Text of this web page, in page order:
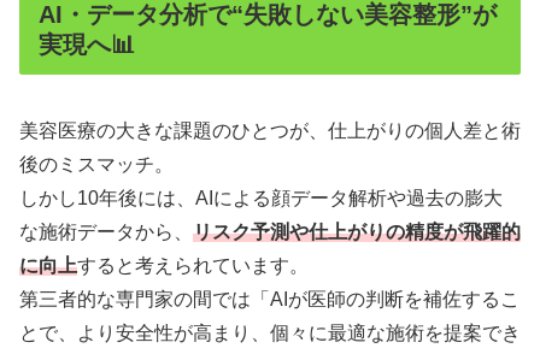
AI・データ分析で“失敗しない美容整形”が
実現へ📊
美容医療の大きな課題のひとつが、仕上がりの個人差と術
後のミスマッチ。
しかし10年後には、AIによる顔データ解析や過去の膨大
な施術データから、 リスク予測や仕上がりの精度が飛躍的
に向上すると考えられています。
第三者的な専門家の間では「AIが医師の判断を補佐するこ
とで、より安全性が高まり、個々に最適な施術を提案でき